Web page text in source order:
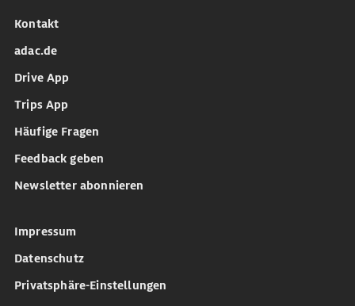
Kontakt
adac.de
Drive App
Trips App
Häufige Fragen
Feedback geben
Newsletter abonnieren
Impressum
Datenschutz
Privatsphäre-Einstellungen